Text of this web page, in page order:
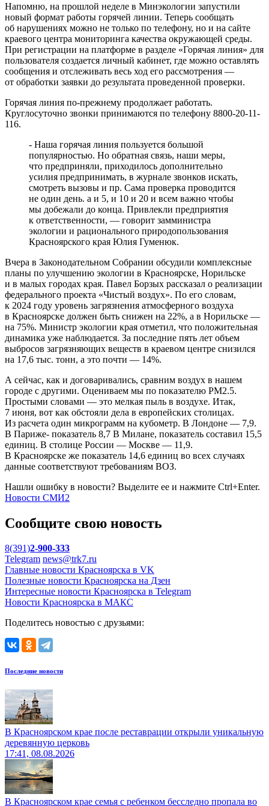
Напомню, на прошлой неделе в Минэкологии запустили
новый формат работы горячей линии. Теперь сообщать
об нарушениях можно не только по телефону, но и на сайте
краевого центра мониторинга качества окружающей среды.
При регистрации на платформе в разделе «Горячая линия» для
пользователя создается личный кабинет, где можно оставлять
сообщения и отслеживать весь ход его рассмотрения —
от обработки заявки до результата проведенной проверки.
Горячая линия по-прежнему продолжает работать.
Круглосуточно звонки принимаются по телефону 8800-20-11-
116.
- Наша горячая линия пользуется большой
популярностью. Но обратная связь, наши меры,
что предприняли, приходилось дополнительно
усилия предпринимать, в журнале звонков искать,
смотреть вызовы и пр. Сама проверка проводится
не один день. а и 5, и 10 и 20 и всем важно чтобы
мы добежали до конца. Привлекли предприятия
к ответственности, — говорит замминистра
экологии и рационального природопользования
Красноярского края Юлия Гуменюк.
Вчера в Законодательном Собрании обсудили комплексные
планы по улучшению экологии в Красноярске, Норильске
и в малых городах края. Павел Борзых рассказал о реализации
федерального проекта «Чистый воздух». По его словам,
к 2024 году уровень загрязнения атмосферного воздуха
в Красноярске должен быть снижен на 22%, а в Норильске —
на 75%. Министр экологии края отметил, что положительная
динамика уже наблюдается. За последние пять лет объем
выбросов загрязняющих веществ в краевом центре снизился
на 17,6 тыс. тонн, а это почти — 14%.
А сейчас, как и договаривались, сравним воздух в нашем
городе с другими. Оцениваем мы по показателю PM2.5.
Простыми словами — это мелкая пыль в воздухе. Итак,
7 июня, вот как обстояли дела в европейских столицах.
Из расчета один микрограмм на кубометр. В Лондоне — 7,9.
В Париже- показатель 8,7 В Милане, показатель составил 15,5
единиц. В столице России — Москве — 11,9.
В Красноярске же показатель 14,6 единиц во всех случаях
данные соответствуют требованиям ВОЗ.
Нашли ошибку в новости? Выделите ее и нажмите Ctrl+Enter.
Новости СМИ2
Сообщите свою новость
8(391)2-900-333
Telegram news@trk7.ru
Главные новости Красноярска в VK
Полезные новости Красноярска на Дзен
Интересные новости Красноярска в Telegram
Новости Красноярска в МАКС
Поделитесь новостью с друзьями:
Последние новости
В Красноярском крае после реставрации открыли уникальную
деревянную церковь
17:41, 08.08.2026
В Красноярском крае семья с ребенком бесследно пропала во